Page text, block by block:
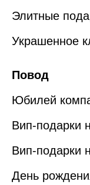
Элитные
Украшенное
Повод
Юбилей
Вип-подарки
Вип-подарки
День